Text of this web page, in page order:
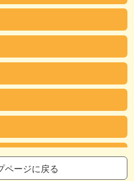
ページに戻る